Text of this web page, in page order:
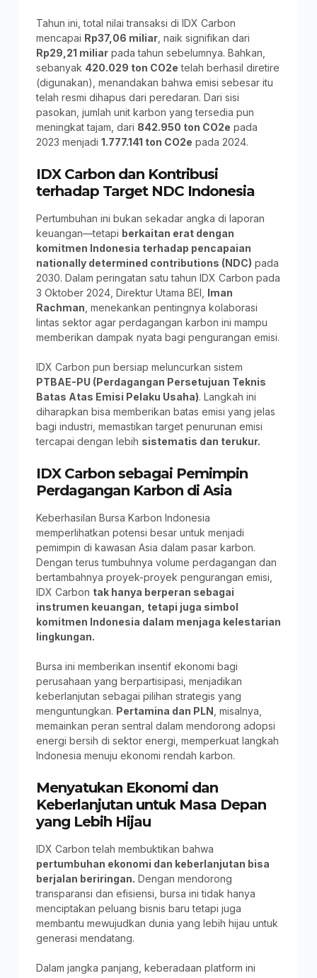
Tahun ini, total nilai transaksi di IDX Carbon
mencapai Rp37,06 miliar, naik signifikan dari
Rp29,21 miliarpada tahun sebelumnya. Bahkan,
sebanyak 420.029 ton CO2e telah berhasil diretire
(digunakan), menandakan bahwa emisi sebesar itu
telah resmi dihapus dari peredaran. Dari sisi
pasokan, jumlah unit karbon yang tersedia pun
meningkat tajam, dari 842.950 ton CO2e pada
2023 menjadi 1.777.141 ton CO2e pada 2024.
IDX Carbon dan Kontribusi
terhadap Target NDC Indonesia
Pertumbuhan ini bukan sekadar angka di laporan
keuangan—tetapi berkaitan erat dengan
komitmen Indonesia terhadap pencapaian
nationally determined contributions (NDC) pada
2030. Dalam peringatan satu tahun IDX Carbon pada
3 Oktober 2024, Direktur Utama BEI, Iman
Rachman , menekankan pentingnya kolaborasi
lintas sektor agar perdagangan karbon ini mampu
memberikan dampak nyata bagi pengurangan emisi.
IDX Carbon pun bersiap meluncurkan sistem
PTBAE-PU (Perdagangan Persetujuan Teknis
Batas Atas Emisi Pelaku Usaha). Langkah ini
diharapkan bisa memberikan batas emisi yang jelas
bagi industri, memastikan target penurunan emisi
tercapai dengan lebih sistematis dan terukur.
IDX Carbon sebagai Pemimpin
Perdagangan Karbon di Asia
Keberhasilan Bursa Karbon Indonesia
memperlihatkan potensi besar untuk menjadi
pemimpin di kawasan Asia dalam pasar karbon.
Dengan terus tumbuhnya volume perdagangan dan
bertambahnya proyek-proyek pengurangan emisi,
IDX Carbon tak hanya berperan sebagai
instrumen keuangan, tetapi juga simbol
komitmen Indonesia dalam menjaga kelestarian
lingkungan.
Bursa ini memberikan insentif ekonomi bagi
perusahaan yang berpartisipasi, menjadikan
keberlanjutan sebagai pilihan strategis yang
menguntungkan. Pertamina dan PLN , misalnya,
memainkan peran sentral dalam mendorong adopsi
energi bersih di sektor energi, memperkuat langkah
Indonesia menuju ekonomi rendah karbon.
Menyatukan Ekonomi dan
Keberlanjutan untuk Masa Depan
yang Lebih Hijau
IDX Carbon telah membuktikan bahwa
pertumbuhan ekonomi dan keberlanjutan bisa
berjalan beriringan. Dengan mendorong
transparansi dan efisiensi, bursa ini tidak hanya
menciptakan peluang bisnis baru tetapi juga
membantu mewujudkan dunia yang lebih hijau untuk
generasi mendatang.
Dalam jangka panjang, keberadaan platform ini